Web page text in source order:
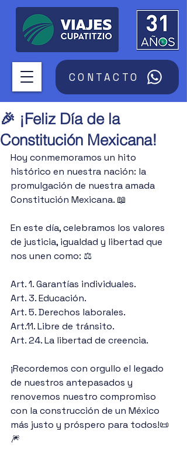
CONTACTO
🎉 ¡Feliz Día de la
Constitución Mexicana!
Hoy conmemoramos un hito
histórico en nuestra nación: la
promulgación de nuestra amada
Constitución Mexicana. 📖
En este día, celebramos los valores
de justicia, igualdad y libertad que
nos unen como: ⚖️
Art. 1. Garantías individuales.
Art. 3. Educación.
Art. 5. Derechos laborales.
Art.11. Libre de tránsito.
Art. 24. La libertad de creencia.
¡Recordemos con orgullo el legado
de nuestros antepasados y
renovemos nuestro compromiso
con la construcción de un México
más justo y próspero para todos!📜
🎆